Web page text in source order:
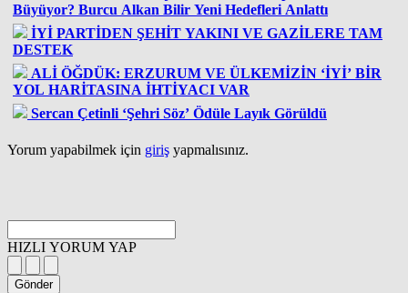
Büyüyor? Burcu Alkan Bilir Yeni Hedefleri Anlattı
İYİ PARTİDEN ŞEHİT YAKINI VE GAZİLERE TAM
DESTEK
ALİ ÖĞDÜK: ERZURUM VE ÜLKEMİZİN ‘İYİ’ BİR
YOL HARİTASINA İHTİYACI VAR
Sercan Çetinli ‘Şehri Söz’ Ödüle Layık Görüldü
Yorum yapabilmek için giriş yapmalısınız.
HIZLI YORUM YAP
Gönder